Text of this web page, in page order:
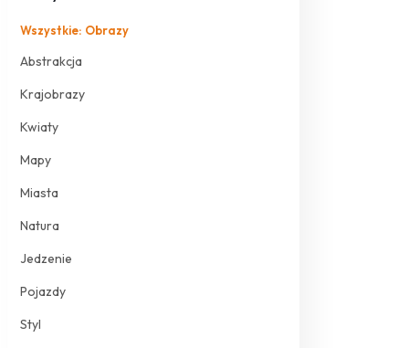
Wszystkie: Obrazy
Abstrakcja
Krajobrazy
Kwiaty
Mapy
Miasta
Natura
Jedzenie
Pojazdy
Styl